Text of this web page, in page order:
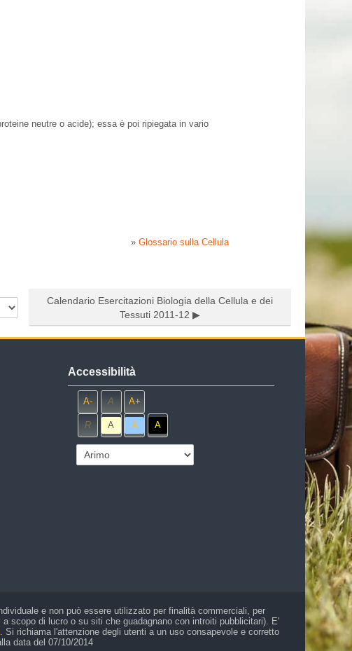
neutre o acide); essa è poi ripiegata in vario
»Glossario sulla Cellula
Calendario Esercitazioni Biologia della Cellula e dei
Tessuti 2011-12 ▶︎
Accessibilità
A- A A+
R A A A
e non può essere utilizzato per finalità commerciali, per
scopo di lucro o su siti che guadagnano con introiti pubblicitari). E'
. Si richiama l'attenzione degli utenti a un uso consapevole e corretto
data del 07/10/2014